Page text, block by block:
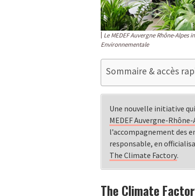
Le MEDEF Auvergne Rhône-
Environnementale
Sommaire & accès
Une nouvelle initiative
MEDEF Auvergne-
l’accompagnement des
responsable, en
The Climate Factory.
The Climate